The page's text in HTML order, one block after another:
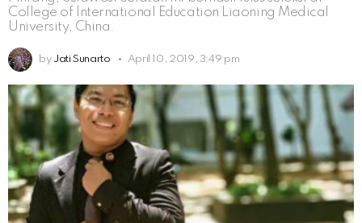
College of International Education Liaoning Medical
University, China.
by Jati Sunarto April 10, 2019, 3:49 pm